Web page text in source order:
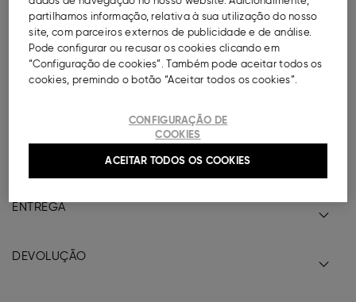
DESCRIÇÃO
T-shirt com efeito lavado para mulher, confecionada
em 100% algodão. Modelo sem mangas com decote
redondo e estampado frontal.
COMPOSIÇÃO E CUIDADOS A TER
ENTREGA
DEVOLUÇÃO
partilhamos informação, relativa à sua utilização do nosso
site, com parceiros externos de publicidade e de análise.
Pode configurar ou recusar os cookies clicando em
“Configuração de cookies”. Também pode aceitar todos os
cookies, premindo o botão “Aceitar todos os cookies”.
CONFIGURAÇÃO DE
COOKIES
ACEITAR TODOS OS COOKIES